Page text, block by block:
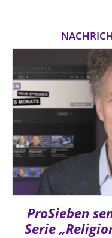
ProSieben
Serie
FREIE STELLEN
SCHUTZKONZEPT
Demokratie und
Generationen
Kinder und
Kultur und Kunst
Ökumene und